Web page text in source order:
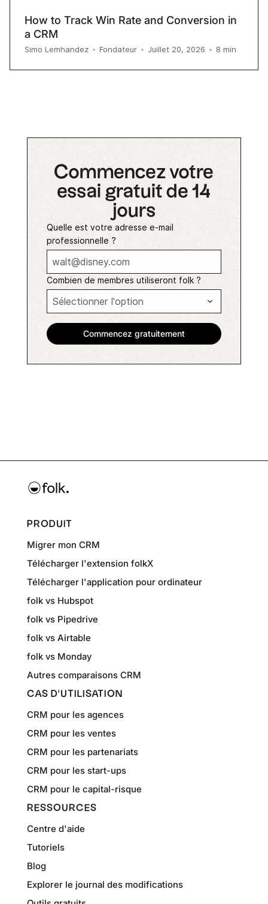
How to Track Win Rate and Conversion in
a CRM
Simo Lemhandez • Fondateur • Juillet 20, 2026 • 8 min
Commencez votre
essai gratuit de 14
jours
Quelle est votre adresse e-mail
professionnelle ?
Combien de membres utiliseront folk ?
PRODUIT
Migrer mon CRM
Télécharger l'extension folkX
Télécharger l'application pour ordinateur
folk vs Hubspot
folk vs Pipedrive
folk vs Airtable
folk vs Monday
Autres comparaisons CRM
CAS D'UTILISATION
CRM pour les agences
CRM pour les ventes
CRM pour les partenariats
CRM pour les start-ups
CRM pour le capital-risque
RESSOURCES
Centre d'aide
Tutoriels
Blog
Explorer le journal des modifications